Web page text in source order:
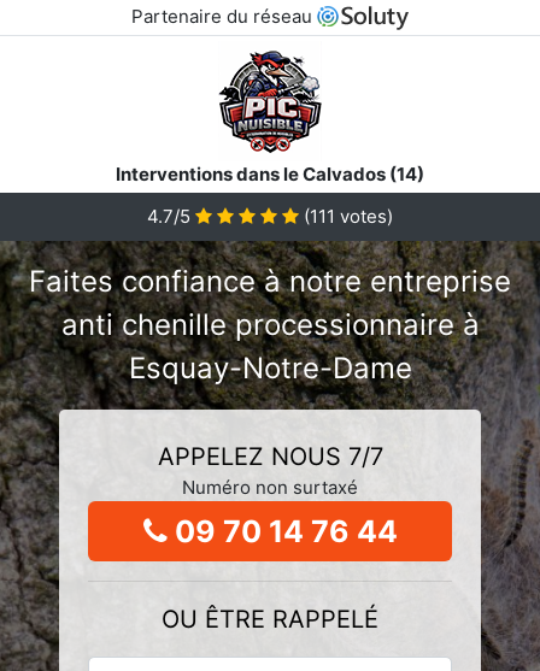
Partenaire du réseau
Interventions dans le Calvados (14)
4.7/5
(111 votes)
Faites confiance à notre entreprise
anti chenille processionnaire à
Esquay-Notre-Dame
APPELEZ NOUS 7/7
Numéro non surtaxé
09 70 14 76 44
OU ÊTRE RAPPELÉ